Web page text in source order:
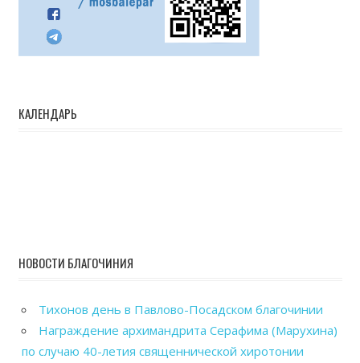
КАЛЕНДАРЬ
НОВОСТИ БЛАГОЧИНИЯ
Тихонов день в Павлово-Посадском благочинии
Награждение архимандрита Серафима (Марухина)
по случаю 40-летия священнической хиротонии